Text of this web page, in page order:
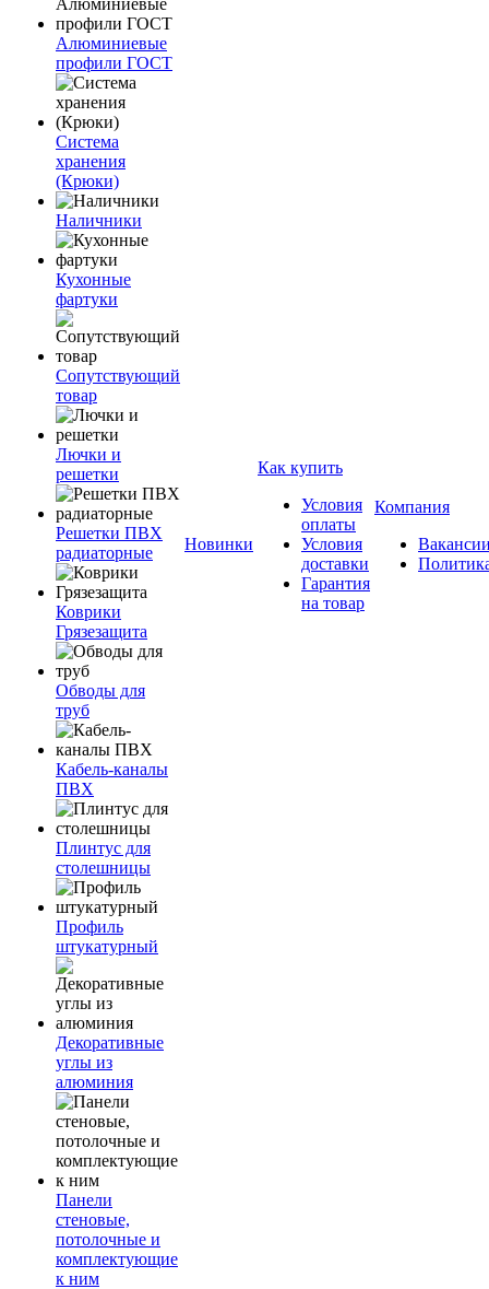
Алюминиевые
профили ГОСТ
Система
хранения
(Крюки)
Наличники
Кухонные
фартуки
Сопутствующий
товар
Лючки и
решетки
Решетки ПВХ
радиаторные
Коврики
Грязезащита
Обводы для
труб
Кабель-каналы
ПВХ
Плинтус для
столешницы
Профиль
штукатурный
Декоративные
углы из
алюминия
Панели
стеновые,
потолочные и
комплектующие
к ним
Новинки
Как купить
Условия
оплаты
Условия
доставки
Гарантия
на товар
Компания